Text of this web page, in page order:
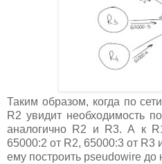
Таким образом, когда по
R2 увидит необходимость
аналогично R2 и R3. А к
65000:2 от R2, 65000:3 от R3
ему построить pseudowire до